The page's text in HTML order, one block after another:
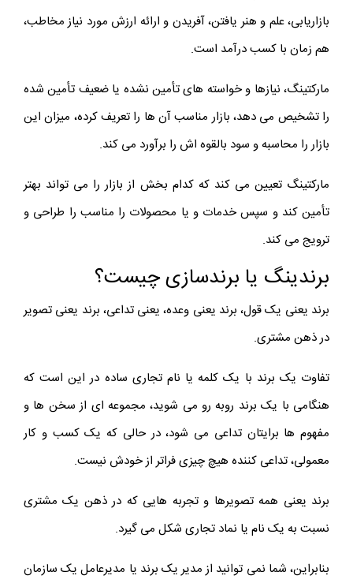
بازاریابی، علم و هنر یافتن، آفریدن و ارائه‌ ارزش مورد نیاز مخاطب،
هم زمان با کسب درآمد است.
مارکتینگ، نیازها و خواسته ‌های تأمین نشده یا ضعیف تأمین شده
را تشخیص می دهد، بازار مناسب آن‌ ها را تعریف کرده، میزان این
بازار را محاسبه و سود بالقوه اش را برآورد می کند.
مارکتینگ تعیین می کند که کدام بخش از بازار را می تواند بهتر
تأمین کند و سپس خدمات و یا محصولات را مناسب را طراحی و
ترویج می کند.
برندینگ یا برندسازی چیست؟
بر‌ند یعنی یک قول، برند یعنی وعده، یعنی تداعی، برند یعنی تصویر
در ذهن مشتری.
تفاوت یک برند با یک کلمه یا نام تجاری ساده در این است که
هنگامی با یک برند روبه رو می شوید، مجموعه ای از سخن ها و
مفهوم ها برایتان تداعی می شود، در حالی که یک کسب و کار
معمولی، تداعی کننده‌ هیچ چیزی فراتر از خودش نیست.
برند یعنی همه‌ تصویرها و تجربه هایی که در ذهن یک مشتری
نسبت به یک نام یا نماد تجاری شکل می گیرد.
بنابراین، شما نمی توانید از مدیر یک برند یا مدیرعامل یک سازمان